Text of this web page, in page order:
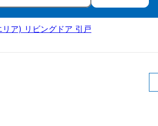
ア) リビングドア 引戸